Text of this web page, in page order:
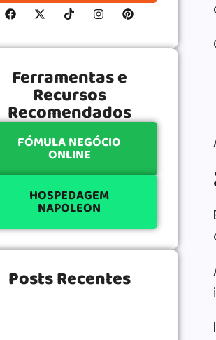
Ferramentas e
Recursos
Recomendados
FÓMULA NEGÓCIO
ONLINE
HOSPEDAGEM
NAPOLEON
Posts Recentes